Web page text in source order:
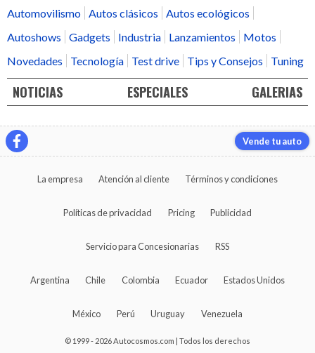
Automovilismo
Autos clásicos
Autos ecológicos
Autoshows
Gadgets Industria Lanzamientos
Motos
Novedades
Tecnología Test drive Tips y Consejos Tuning
NOTICIAS ESPECIALES GALERIAS
Vende tu auto
La empresa Atención al cliente Términos y condiciones
Políticas de privacidad Pricing Publicidad
Servicio para Concesionarias RSS
Argentina Chile Colombia Ecuador Estados Unidos
México Perú Uruguay Venezuela
© 1999 - 2026 Autocosmos.com | Todos los derechos